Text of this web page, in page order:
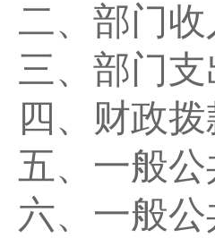
二、部门
三、部门
四、财政
五、一般
六、一般